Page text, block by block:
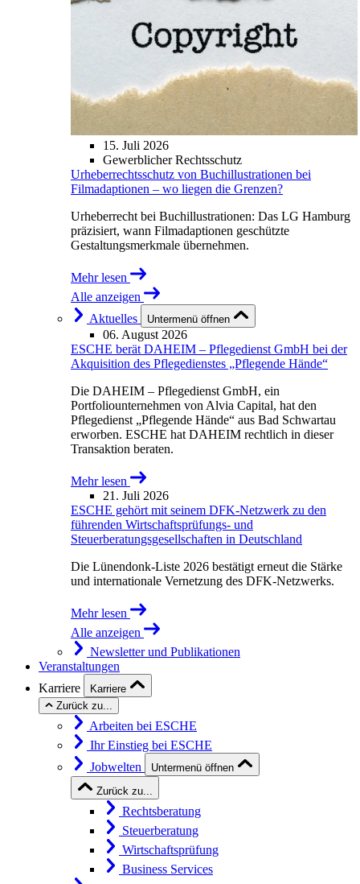
15. Juli 2026
Gewerblicher Rechtsschutz
Urheberrechtsschutz von Buchillustrationen bei
Filmadaptionen – wo liegen die Grenzen?
Urheberrecht bei Buchillustrationen: Das LG Hamburg
präzisiert, wann Filmadaptionen geschützte
Gestaltungsmerkmale übernehmen.
Mehr lesen
Alle anzeigen
Aktuelles
Untermenü öffnen
06. August 2026
ESCHE berät DAHEIM – Pflegedienst GmbH bei der
Akquisition des Pflegedienstes „Pflegende Hände“
Die DAHEIM – Pflegedienst GmbH, ein
Portfoliounternehmen von Alvia Capital, hat den
Pflegedienst „Pflegende Hände“ aus Bad Schwartau
erworben. ESCHE hat DAHEIM rechtlich in dieser
Transaktion beraten.
Mehr lesen
21. Juli 2026
ESCHE gehört mit seinem DFK-Netzwerk zu den
führenden Wirtschaftsprüfungs- und
Steuerberatungsgesellschaften in Deutschland
Die Lünendonk-Liste 2026 bestätigt erneut die Stärke
und internationale Vernetzung des DFK-Netzwerks.
Mehr lesen
Alle anzeigen
Newsletter und Publikationen
Veranstaltungen
Karriere
Karriere
Zurück zu...
Arbeiten bei ESCHE
Ihr Einstieg bei ESCHE
Jobwelten
Untermenü öffnen
Zurück zu...
Rechtsberatung
Steuerberatung
Wirtschaftsprüfung
Business Services